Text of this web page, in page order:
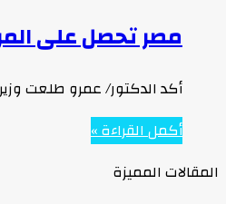
مصر تحصل على
أكد الدكتور/ عمرو طلعت
أكمل القراءة »
المقالات المميزة